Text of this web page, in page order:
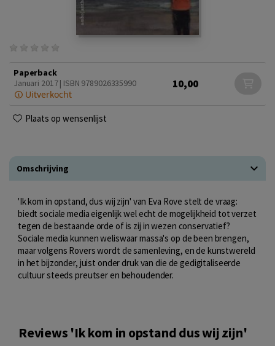
Paperback
Januari 2017 | ISBN 9789026335990
Uitverkocht
10,00
Plaats op wensenlijst
Omschrijving
'Ik kom in opstand, dus wij zijn' van Eva Rove stelt de vraag:
biedt sociale media eigenlijk wel echt de mogelijkheid tot verzet
tegen de bestaande orde of is zij in wezen conservatief?
Sociale media kunnen weliswaar massa's op de been brengen,
maar volgens Rovers wordt de samenleving, en de kunstwereld
in het bijzonder, juist onder druk van die de gedigitaliseerde
cultuur steeds preutser en behoudender.
Reviews 'Ik kom in opstand dus wij zijn'